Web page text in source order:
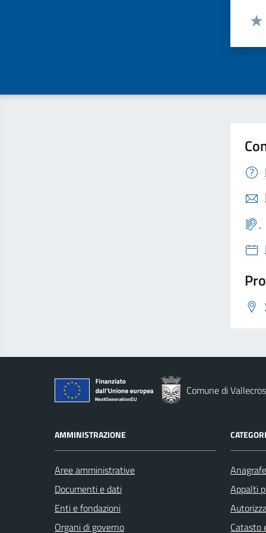
Comune di
AMMINISTRAZIONE
Aree amministrative
Documenti e dati
Enti e fondazioni
Organi di governo
Appalti
Catasto